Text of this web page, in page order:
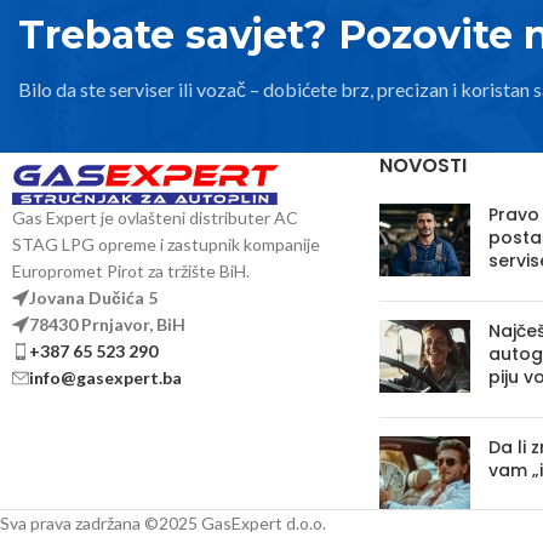
kad
količine
Tip: H180/0
Visina
Namjena:
U kompletu:
Trebate savjet? Pozovite
Bilo da ste serviser ili vozač – dobićete brz, precizan i koristan
Gas Expert je ovlašteni distributer AC
STAG LPG opreme i zastupnik kompanije
Europromet Pirot za tržište BiH.
Jovana Dučića 5
78430 Prnjavor, BiH
+387 65 523 290
info@gasexpert.ba
NOVOSTI
piju
Da li
vam
Sva prava zadržana ©2025 GasExpert d.o.o.